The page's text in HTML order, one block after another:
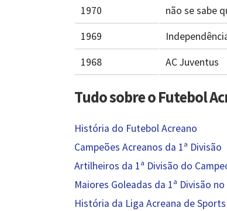
1970
não se sabe
1969
1968
AC Juventus
Tudo sobre o Futebol
História do Futebol Acreano
Campeões Acreanos da 1ª Divisão
Artilheiros da 1ª Divisão do
Maiores Goleadas da 1ª Divisão no
História da Liga Acreana de